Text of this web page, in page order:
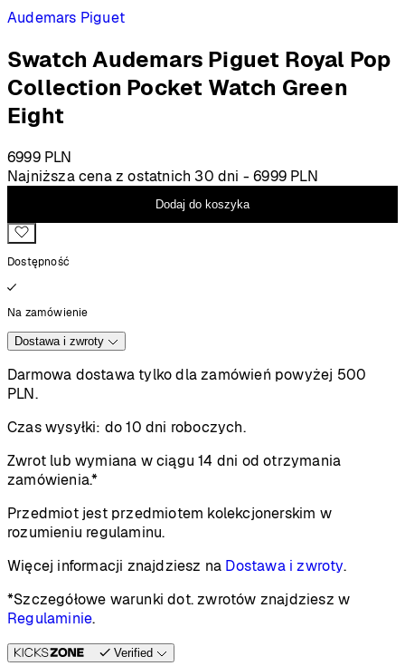
Audemars Piguet
Swatch Audemars Piguet Royal Pop
Collection Pocket Watch Green
Eight
6999 PLN
Najniższa cena z ostatnich 30 dni -6999 PLN
Dodaj do koszyka
Dostępność
Na zamówienie
Dostawa i zwroty
Darmowa dostawa tylko dla zamówień powyżej 500
PLN.
Czas wysyłki: do 10 dni roboczych.
Zwrot lub wymiana w ciągu 14 dni od otrzymania
zamówienia.*
Przedmiot jest przedmiotem kolekcjonerskim w
rozumieniu regulaminu.
Więcej informacji znajdziesz na Dostawa i zwroty.
*Szczegółowe warunki dot. zwrotów znajdziesz w
Regulaminie.
Verified